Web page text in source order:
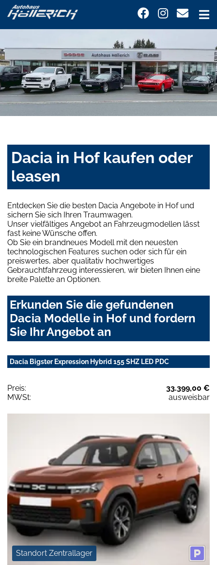
Dacia in Hof kaufen oder
leasen
Entdecken Sie die besten Dacia Angebote in Hof und
sichern Sie sich Ihren Traumwagen.
Unser vielfältiges Angebot an Fahrzeugmodellen lässt
fast keine Wünsche offen.
Ob Sie ein brandneues Modell mit den neuesten
technologischen Features suchen oder sich für ein
preiswertes, aber qualitativ hochwertiges
Gebrauchtfahrzeug interessieren, wir bieten Ihnen eine
breite Palette an Optionen.
Erkunden Sie die gefundenen
Dacia Modelle in Hof und fordern
Sie Ihr Angebot an
Dacia Bigster Expression Hybrid 155 SHZ LED PDC
Preis:
33.399,00 €
MWSt:
ausweisbar
Standort Zentrallager